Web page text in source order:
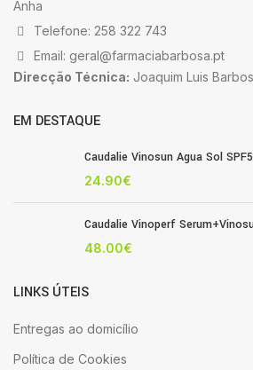
Anha
Telefone: 258 322 743
Email: geral@farmaciabarbosa.pt
Direcção Técnica: Joaquim Luis
EM DESTAQUE
Caudalie Vinosun Agua Sol
24.90€
Caudalie Vinoperf
48.00€
LINKS ÚTEIS
Entregas ao domicílio
Política de Cookies